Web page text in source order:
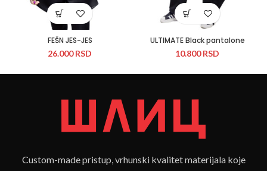
FEŠN JES-JES
26.000RSD
ULTIMATE Black pantalone
10.800RSD
Custom-made pristup, vrhunski kvalitet materijala koje